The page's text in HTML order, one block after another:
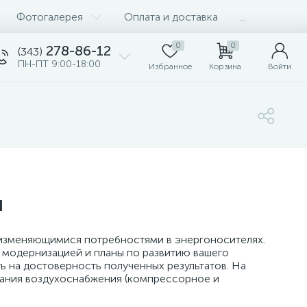
Фотогалерея Оплата и доставка
(343) 278-86-12
ПН-ПТ 9:00-18:00
0
Избранное
0
Корзина Войти
потребностями в энергоносителях.
и планы по развитию вашего
достоверность полученных результатов. На
воздухоснабжения (компрессорное и